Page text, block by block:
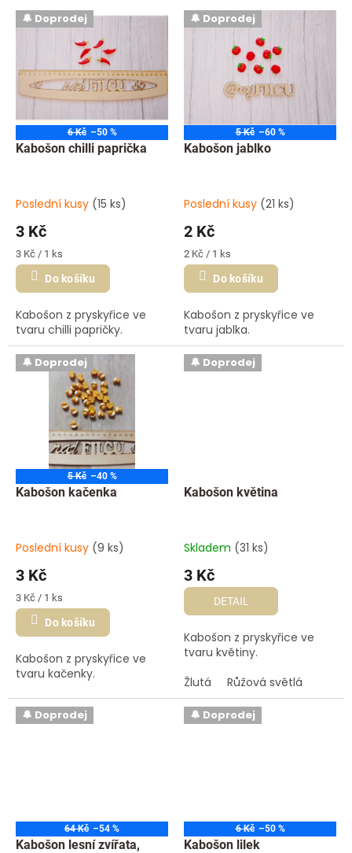
V 🔔 Doprodej
6 Kč –50 %
Kabošon chilli paprička
Poslední kusy (15 ks)
3 Kč
Měrná
cena:
3 Kč / 1 ks
Do košíku
Kabošon z pryskyřice ve
tvaru chilli papričky.
🔔 Doprodej
5 Kč –60 %
Kabošon jablko
Poslední kusy (21 ks)
2 Kč
Měrná
cena:
2 Kč / 1 ks
Do košíku
Kabošon z pryskyřice ve
tvaru jablka.
🔔 Doprodej
5 Kč –40 %
Kabošon kačenka
Poslední kusy (9 ks)
3 Kč
Měrná
cena:
3 Kč / 1 ks
Do košíku
Kabošon z pryskyřice ve
tvaru kačenky.
🔔 Doprodej
Kabošon květina
Skladem (31 ks)
3 Kč
DETAIL
Kabošon z pryskyřice ve
tvaru květiny.
Žlutá
Růžová světlá
🔔 Doprodej
64 Kč –54 %
Kabošon lesní zvířata,
🔔 Doprodej
6 Kč –50 %
Kabošon lilek